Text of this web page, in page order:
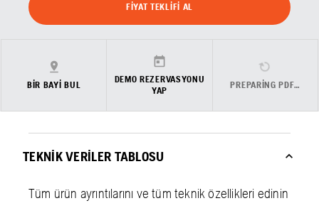
FIYAT TEKLIFI AL
BIR BAYI BUL
DEMO REZERVASYONU
YAP
PREPARING PDF…
TEKNIK VERILER TABLOSU
Tüm ürün ayrıntılarını ve tüm teknik özellikleri edinin